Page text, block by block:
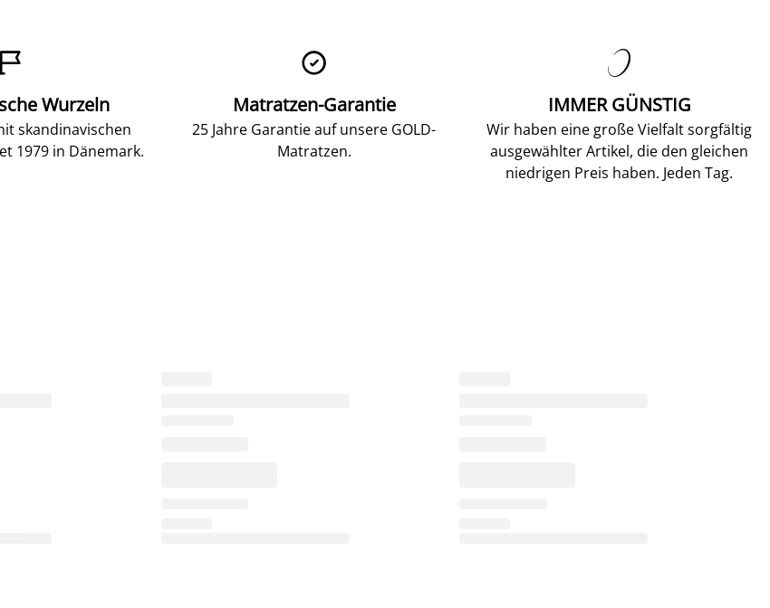

Wurzeln
skandinavischen
1979 in Dänemark.

Matratzen-Garantie
25 Jahre Garantie auf unsere GOLD-
Matratzen.

IMMER GÜNSTIG
Wir haben eine große Vielfalt sorgfältig
ausgewählter Artikel, die den gleichen
niedrigen Preis haben. Jeden Tag.